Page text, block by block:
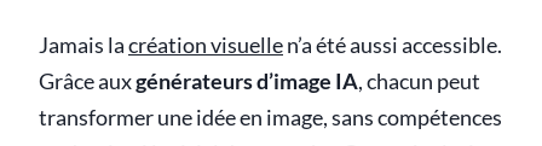
Jamais lacréation visuellen’a été aussi accessible.
Grâce auxgénérateurs d’image IA, chacun peut
transformer une idée en image, sans compétences